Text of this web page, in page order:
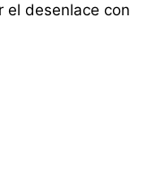
el desenlace con